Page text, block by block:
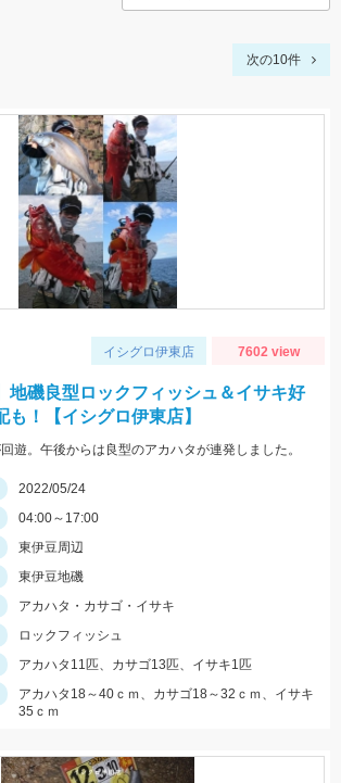
次の10件
イシグロ伊東店 7602 view
地磯良型ロックフィッシュ＆イサキ好
！【イシグロ伊東店】
遊。午後からは良型のアカハタが連発しました。
2022/05/24
04:00～17:00
東伊豆周辺
東伊豆地磯
アカハタ・カサゴ・イサキ
ロックフィッシュ
アカハタ11匹、カサゴ13匹、イサキ1匹
アカハタ18～40ｃｍ、カサゴ18～32ｃｍ、イサキ
35ｃｍ